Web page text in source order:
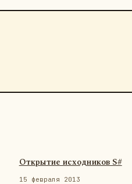
Открытие исходников S#
15 февраля 2013